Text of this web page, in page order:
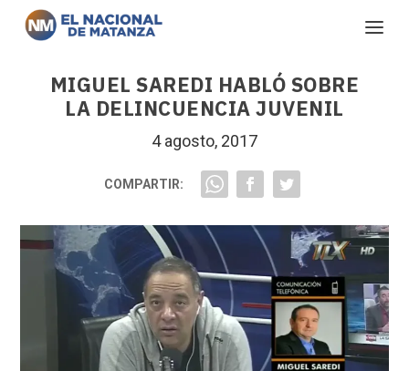
MIGUEL SAREDI HABLÓ SOBRE
LA DELINCUENCIA JUVENIL
4 agosto, 2017
COMPARTIR: